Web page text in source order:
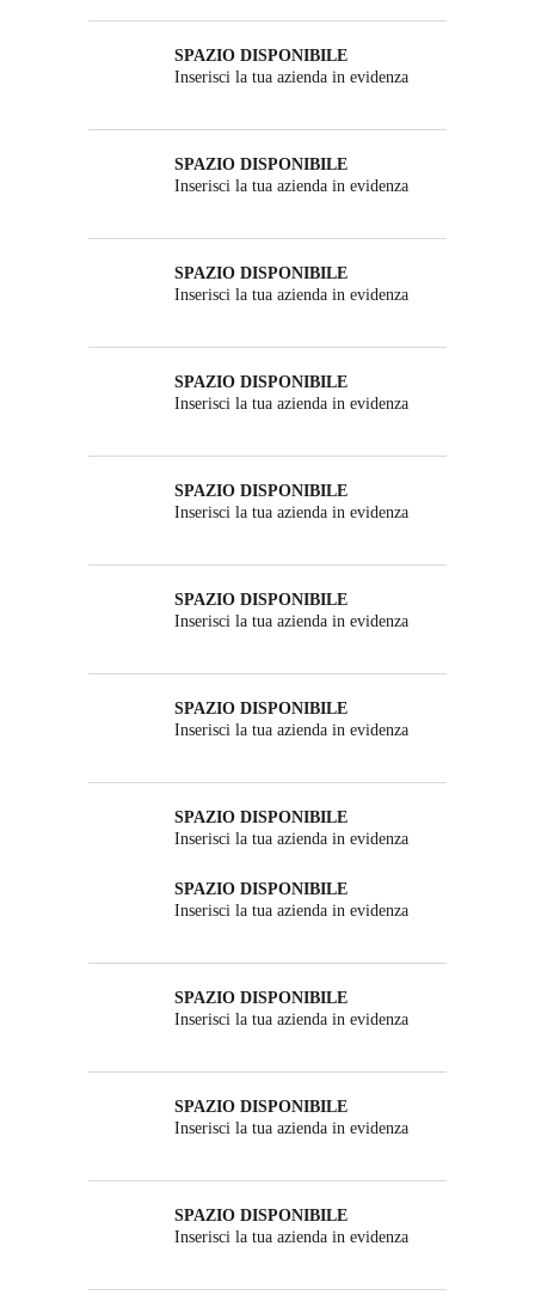
SPAZIO DISPONIBILE
Inserisci la tua azienda in evidenza
SPAZIO DISPONIBILE
Inserisci la tua azienda in evidenza
SPAZIO DISPONIBILE
Inserisci la tua azienda in evidenza
SPAZIO DISPONIBILE
Inserisci la tua azienda in evidenza
SPAZIO DISPONIBILE
Inserisci la tua azienda in evidenza
SPAZIO DISPONIBILE
Inserisci la tua azienda in evidenza
SPAZIO DISPONIBILE
Inserisci la tua azienda in evidenza
SPAZIO DISPONIBILE
Inserisci la tua azienda in evidenza
SPAZIO DISPONIBILE
Inserisci la tua azienda in evidenza
SPAZIO DISPONIBILE
Inserisci la tua azienda in evidenza
SPAZIO DISPONIBILE
Inserisci la tua azienda in evidenza
SPAZIO DISPONIBILE
Inserisci la tua azienda in evidenza